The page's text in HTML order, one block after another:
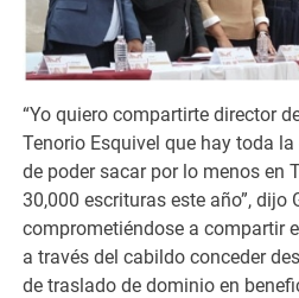
“Yo quiero compartirte director
Tenorio Esquivel que hay toda
de poder sacar por lo menos en
30,000 escrituras este año”, dijo
comprometiéndose a compartir
a través del cabildo conceder
de traslado de dominio en